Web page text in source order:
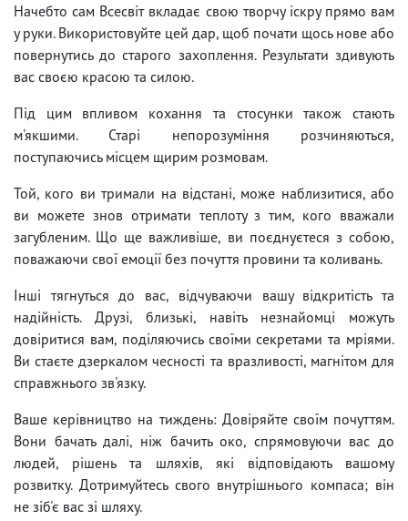
Начебто сам Всесвіт вкладає свою творчу іскру прямо вам
у руки. Використовуйте цей дар, щоб почати щось нове або
повернутись до старого захоплення. Результати здивують
вас своєю красою та силою.
Під цим впливом кохання та стосунки також стають
м'якшими. Старі непорозуміння розчиняються,
поступаючись місцем щирим розмовам.
Той, кого ви тримали на відстані, може наблизитися, або
ви можете знов отримати теплоту з тим, кого вважали
загубленим. Що ще важливіше, ви поєднуєтеся з собою,
поважаючи свої емоції без почуття провини та коливань.
Інші тягнуться до вас, відчуваючи вашу відкритість та
надійність. Друзі, близькі, навіть незнайомці можуть
довіритися вам, поділяючись своїми секретами та мріями.
Ви стаєте дзеркалом чесності та вразливості, магнітом для
справжнього зв'язку.
Ваше керівництво на тиждень: Довіряйте своїм почуттям.
Вони бачать далі, ніж бачить око, спрямовуючи вас до
людей, рішень та шляхів, які відповідають вашому
розвитку. Дотримуйтесь свого внутрішнього компаса; він
не зіб'є вас зі шляху.